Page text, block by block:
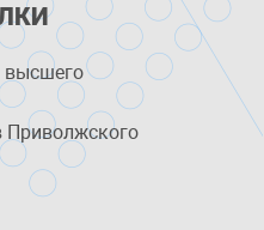
высшего
Приволжского